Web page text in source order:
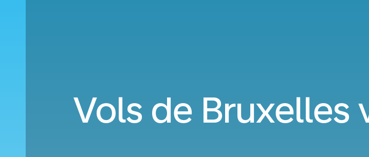
Vols de Bruxelles